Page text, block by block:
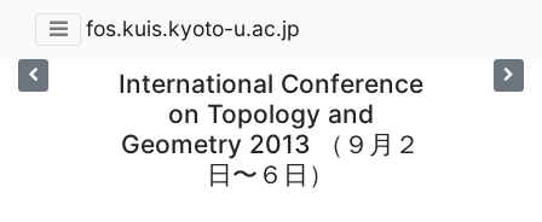
fos.kuis.kyoto-u.ac.jp
International Conference
on Topology and
Geometry 2013 （９月２
日〜６日）